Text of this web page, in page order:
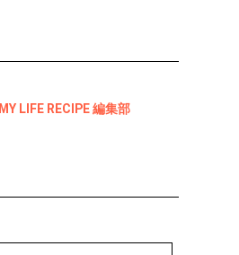
MY LIFE RECIPE 編集部